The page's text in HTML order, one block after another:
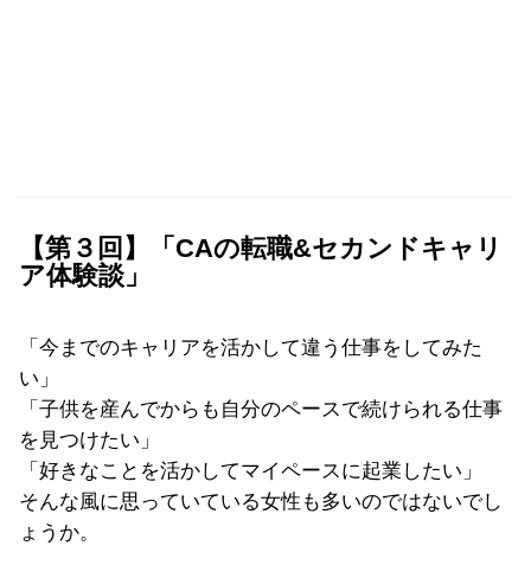
【第３回】「CAの転職&セカンドキャリ
ア体験談」
「今までのキャリアを活かして違う仕事をしてみた
い」
「子供を産んでからも自分のペースで続けられる仕事
を見つけたい」
「好きなことを活かしてマイペースに起業したい」
そんな風に思っていている女性も多いのではないでし
ょうか。